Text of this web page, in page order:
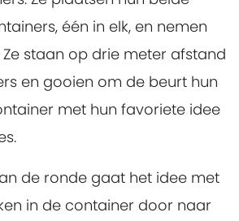
één in elk, en nemen
Ze staan op drie meter afstand
en gooien om de beurt hun
met hun favoriete idee
de ronde gaat het idee met
in de container door naar